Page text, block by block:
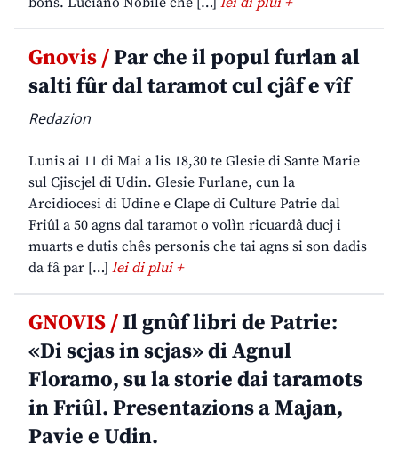
Gnovis /Par che il popul furlan al
salti fûr dal taramot cul cjâf e vîf
Redazion
Lunis ai 11 di Mai a lis 18,30 te Glesie di Sante Marie
sul Cjiscjel di Udin. Glesie Furlane, cun la
Arcidiocesi di Udine e Clape di Culture Patrie dal
Friûl a 50 agns dal taramot o volìn ricuardâ ducj i
muarts e dutis chês personis che tai agns si son dadis
da fâ par […] lei di plui +
GNOVIS /Il gnûf libri de Patrie:
«Di scjas in scjas» di Agnul
Floramo, su la storie dai taramots
in Friûl. Presentazions a Majan,
Pavie e Udin.